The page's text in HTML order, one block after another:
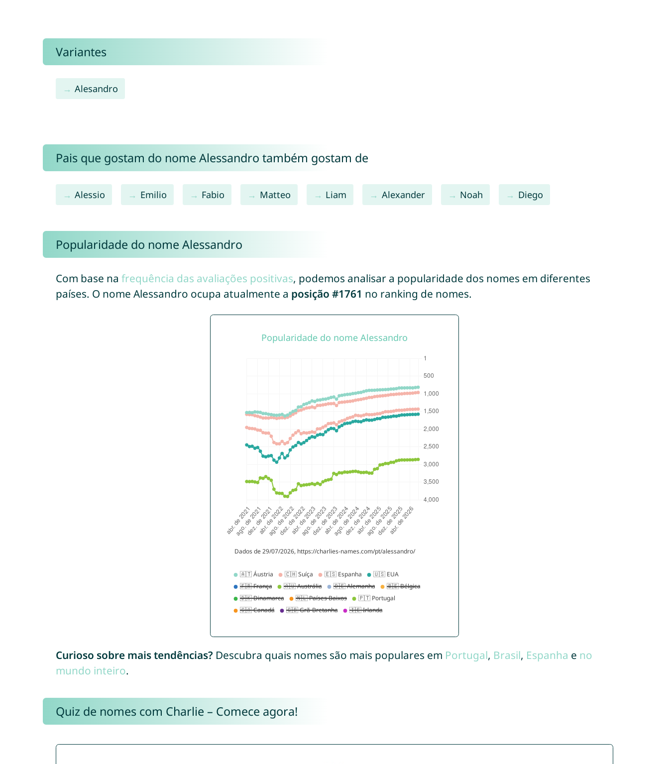
Variantes
Alesandro
Pais que gostam do nome Alessandro também gostam de
Alessio Emilio Fabio Matteo Liam Alexander Noah Diego
Popularidade do nome Alessandro
Com base na frequência das avaliações positivas, podemos analisar a popularidade dos nomes em diferentes
países. O nome Alessandro ocupa atualmente a posição #1761 no ranking de nomes.
Curioso sobre mais tendências? Descubra quais nomes são mais populares em Portugal, Brasil, Espanha e no
mundo inteiro.
Quiz de nomes com Charlie – Comece agora!